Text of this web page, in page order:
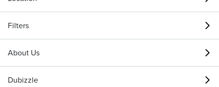
Filters
About Us
Dubizzle